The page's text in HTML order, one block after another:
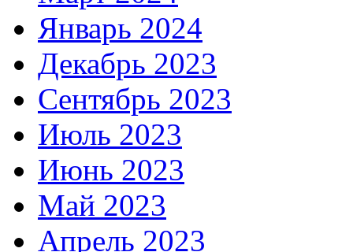
Январь 2024
Декабрь 2023
Сентябрь 2023
Июль 2023
Июнь 2023
Май 2023
Апрель 2023